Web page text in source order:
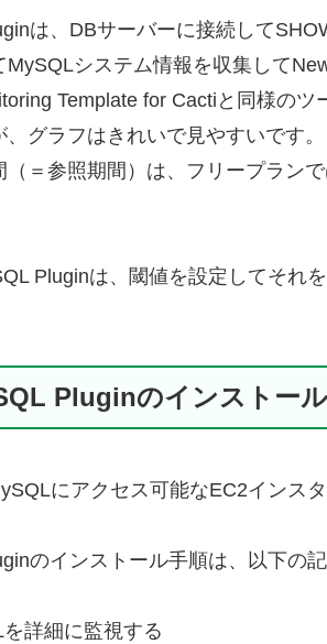
は、DBサーバーに接続して
システム情報を収集して
Template for Cactiと同様の
グラフはきれいで見やすいです。
（＝参照期間）は、フリープラン
Pluginは、閾値を設定してそれ
Pluginのインストール
にアクセス可能なEC2インス
のインストール手順は、以下の
詳細に監視する